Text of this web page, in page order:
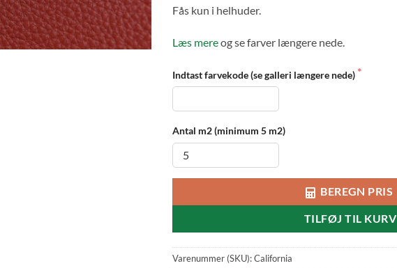
Fås kun i helhuder.
Læs mereog se farver længere nede.
Indtast farvekode (se galleri længere nede)
Antal m2 (minimum 5 m2)
BEREGN PRIS
TILFØJ TIL KURV
Varenummer (SKU):California